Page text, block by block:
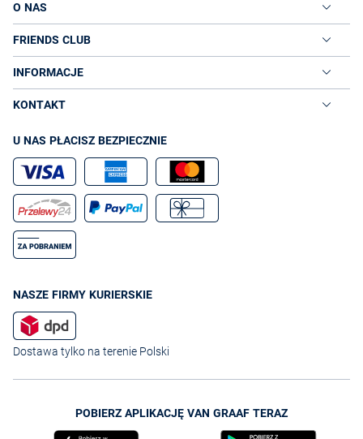
O NAS
FRIENDS CLUB
INFORMACJE
KONTAKT
U NAS PŁACISZ BEZPIECZNIE
NASZE FIRMY KURIERSKIE
Dostawa tylko na terenie Polski
POBIERZ APLIKACJĘ VAN GRAAF TERAZ